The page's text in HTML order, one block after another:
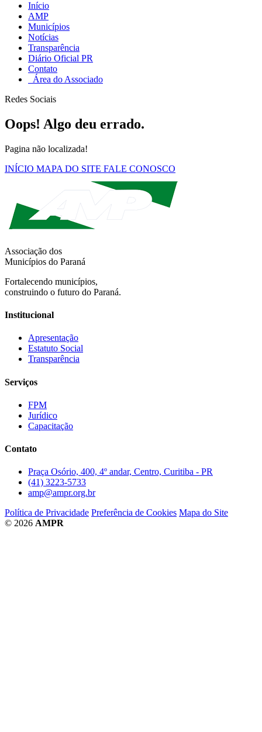
Início
AMP
Municípios
Notícias
Transparência
Diário Oficial PR
Contato
Área do Associado
Redes Sociais
Oops! Algo deu errado.
Pagina não localizada!
INÍCIO MAPA DO SITE FALE CONOSCO
Associação dos
Municípios do Paraná
Fortalecendo municípios,
construindo o futuro do Paraná.
Institucional
Apresentação
Estatuto Social
Transparência
Serviços
FPM
Jurídico
Capacitação
Contato
Praça Osório, 400, 4º andar, Centro, Curitiba - PR
(41) 3223-5733
amp@ampr.org.br
Política de Privacidade Preferência de Cookies Mapa do Site
© 2026 AMPR